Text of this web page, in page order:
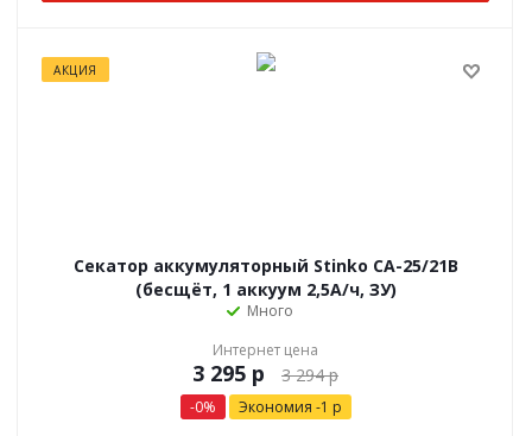
АКЦИЯ
Секатор аккумуляторный Stinko СА-25/21В
(бесщёт, 1 аккуум 2,5А/ч, ЗУ)
Много
Интернет цена
р 3 294р
-0% Экономия -1 р